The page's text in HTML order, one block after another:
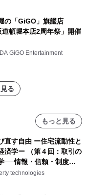
司プラン
の「GiGO」旗艦店
道頓堀本店2周年祭」開催
GiGO Entertainment
る
もっと見る
直す自由 ー住宅流動性と
済学ー （第４回：取引の
──情報・信頼・制度を
う組み替えるか）｜
technologies